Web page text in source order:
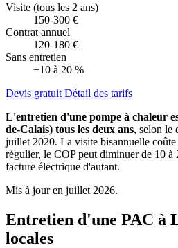
Visite (tous les 2 ans)
150-300 €
Contrat annuel
120-180 €
Sans entretien
−10 à 20 %
Devis gratuit Détail des tarifs
L'entretien d'une pompe à chaleur
de-Calais) tous les deux ans, selon le
juillet 2020. La visite bisannuelle coûte
régulier, le COP peut diminuer de 10 à
facture électrique d'autant.
Mis à jour en juillet 2026.
Entretien d'une PAC à
locales